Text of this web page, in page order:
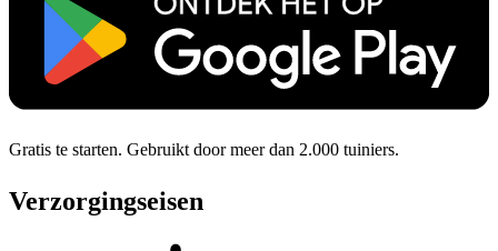
Gratis te starten. Gebruikt door meer dan 2.000 tuiniers.
Verzorgingseisen